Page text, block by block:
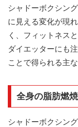
シャドーボクシン
に見える変化が現
く、フィットネス
ダイエッターにも
ことで得られる主
全身の脂肪燃
シャドーボクシン